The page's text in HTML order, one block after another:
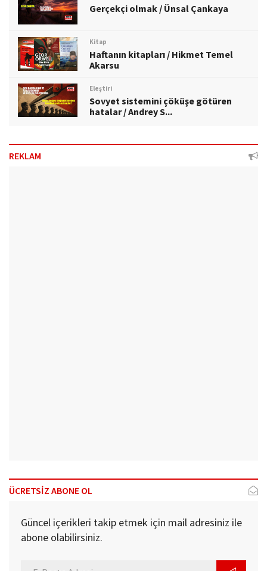
Gerçekçi olmak / Ünsal Çankaya
Kitap
Haftanın kitapları / Hikmet Temel
Akarsu
Eleştiri
Sovyet sistemini çöküşe götüren
hatalar / Andrey S...
REKLAM
ÜCRETSİZ ABONE OL
Güncel içerikleri takip etmek için mail adresiniz ile
abone olabilirsiniz.